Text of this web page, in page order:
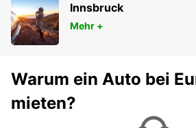
Innsbruck
Mehr +
Warum ein Auto bei
mieten?